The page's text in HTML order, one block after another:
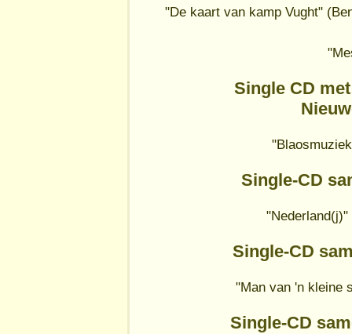
"De kaart van kamp Vught"
Single CD
Single-CD
Single-CD
"Man van 'n kleine
Single-CD